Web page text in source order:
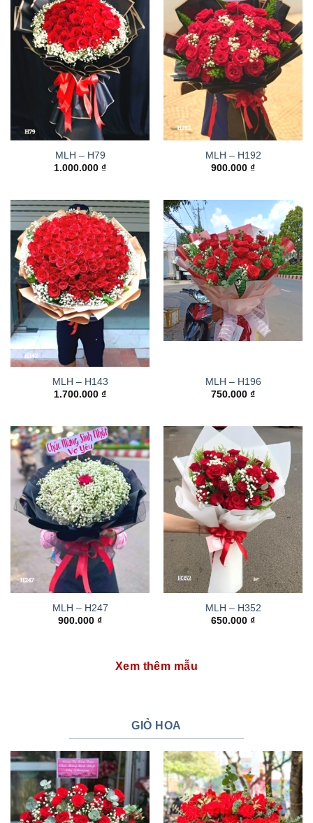
MLH – H79
1.000.000 ₫
MLH – H192
900.000 ₫
MLH – H143
1.700.000 ₫
MLH – H196
750.000 ₫
MLH – H247
900.000 ₫
MLH – H352
650.000 ₫
Xem thêm mẫu
GIỎ HOA